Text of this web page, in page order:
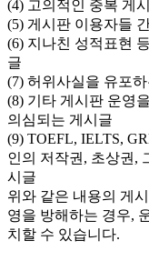
(4) 고의적인 중복 게
(5) 게시판 이용자들
(6) 지나친 성적표현
글
(7) 허위사실을 유포
(8) 기타 게시판 운영
의심되는 게시글
(9) TOEFL, IELTS,
인의 저작권, 초상권,
시글
위와 같은 내용의 게
영을 방해하는 경우,
치할 수 있습니다.